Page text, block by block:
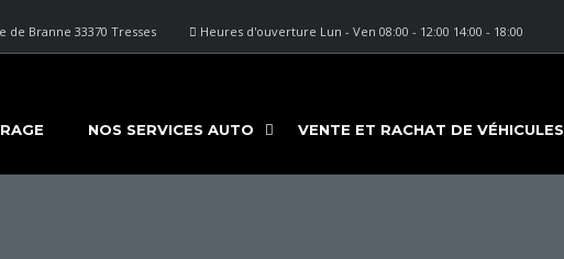
Heures d'ouverture Lun - Ven 08:00 - 12:00 14:00 - 18:00
de Branne 33370 Tresses
NOS SERVICES AUTO VENTE ET RACHAT DE VÉHICULES